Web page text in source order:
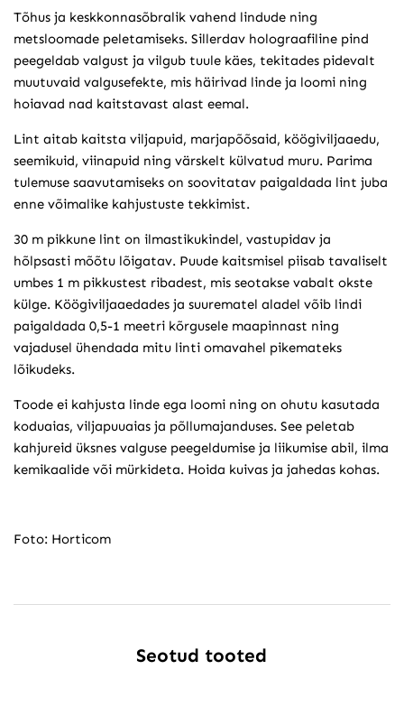
Tõhus ja keskkonnasõbralik vahend lindude ning
metsloomade peletamiseks. Sillerdav holograafiline pind
peegeldab valgust ja vilgub tuule käes, tekitades pidevalt
muutuvaid valgusefekte, mis häirivad linde ja loomi ning
hoiavad nad kaitstavast alast eemal.
Lint aitab kaitsta viljapuid, marjapõõsaid, köögiviljaaedu,
seemikuid, viinapuid ning värskelt külvatud muru. Parima
tulemuse saavutamiseks on soovitatav paigaldada lint juba
enne võimalike kahjustuste tekkimist.
30 m pikkune lint on ilmastikukindel, vastupidav ja
hõlpsasti mõõtu lõigatav. Puude kaitsmisel piisab tavaliselt
umbes 1 m pikkustest ribadest, mis seotakse vabalt okste
külge. Köögiviljaaedades ja suurematel aladel võib lindi
paigaldada 0,5-1 meetri kõrgusele maapinnast ning
vajadusel ühendada mitu linti omavahel pikemateks
lõikudeks.
Toode ei kahjusta linde ega loomi ning on ohutu kasutada
koduaias, viljapuuaias ja põllumajanduses. See peletab
kahjureid üksnes valguse peegeldumise ja liikumise abil, ilma
kemikaalide või mürkideta. Hoida kuivas ja jahedas kohas.
Foto: Horticom
Seotud tooted